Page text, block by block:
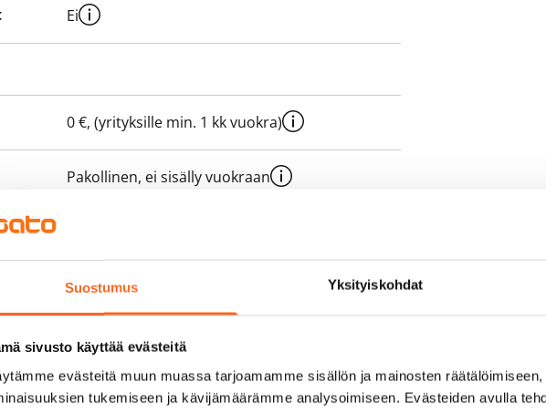
Suostumus Yksityiskohdat
sivusto käyttää evästeitä
evästeitä muun muassa tarjoamamme sisällön ja mainosten
tukemiseen ja kävijämäärämme analysoimiseen. Evästeiden avulla
Ei
0 €, (yrityksille min. 1 kk vuokra)
Pakollinen, ei sisälly vuokraan
Vuokralainen solmii itse sähkösopimuksen.
Vuokraan sisältyy 50 M laajakaistaliittymä. Voit
hankkia lisänopeutta etuhintaan ottamalla
yhteyttä operaattoriin Telia.